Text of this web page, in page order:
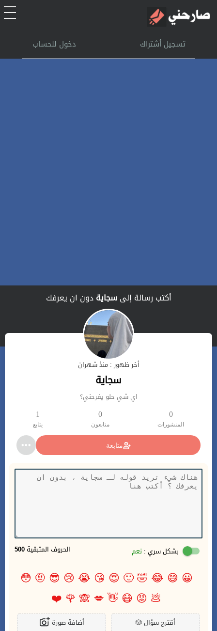
الرئيسيةتسجيل أشتراك دخول للحساب
أكتب رسالة إلىسجايةدون ان يعرفك
أخر ظهور : منذ شهران
سجاية
اي شي حلو يفرحني؟
0
المنشورات
0
متابعون
1
يتابع
متابعة
500 الحروف المتبقية بشكل سري : نعم
😀
😅
😂
🤣
🙂
😍
😘
😭
😢
😎
🤨
😳
💩
😡
😷
👋
💋
🙈
🌹
❤️
🎲أقترح سؤال أضافة صورة